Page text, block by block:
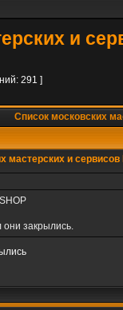
и
291 ]
Список московских
мастерских и
они закрылись.